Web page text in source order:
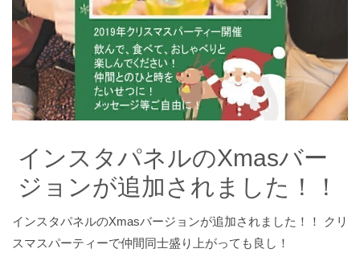
インスタパネルのXmasバー
ジョンが追加されました！！
インスタパネルのXmasバージョンが追加されました！！ クリ
スマスパーティーで仲間同士盛り上がっても良し！